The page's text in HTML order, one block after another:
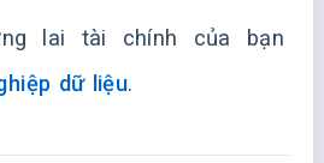
lai tài chính của bạn
dữ liệu.